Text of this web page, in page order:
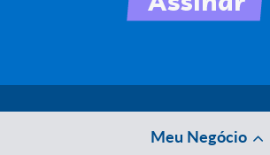
Meu Negócio